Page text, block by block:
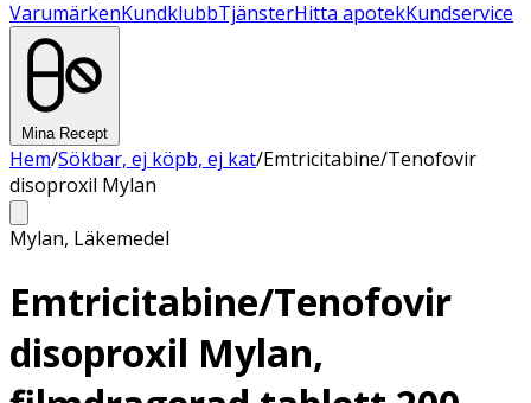
VarumärkenKundklubbTjänsterHitta apotekKundservice
Mina Recept
Hem/Sökbar, ej köpb, ej kat/Emtricitabine/Tenofovir
disoproxil Mylan
Mylan, Läkemedel
Emtricitabine/Tenofovir
disoproxil Mylan,